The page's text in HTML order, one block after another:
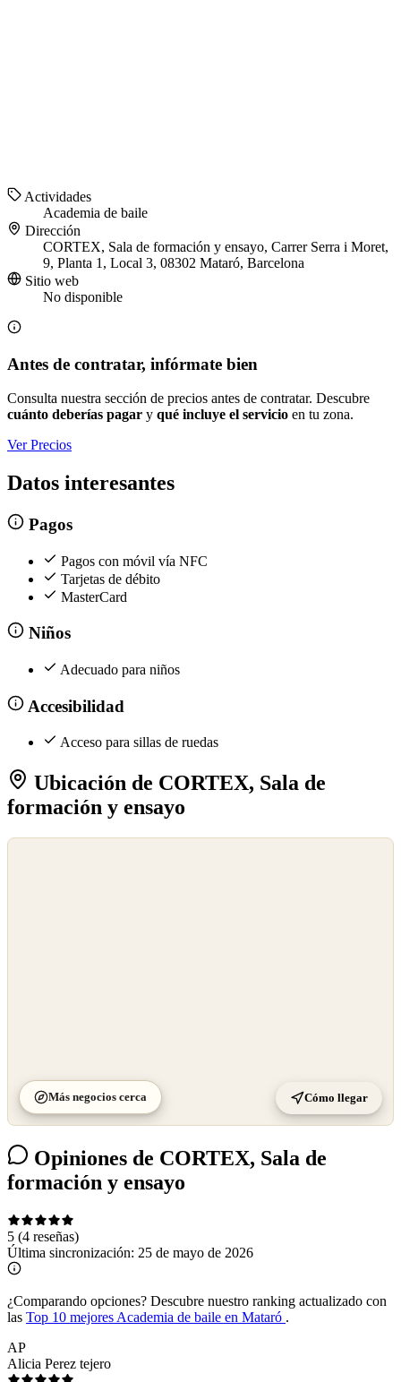
Actividades
Academia de baile
Dirección
CORTEX, Sala de formación y ensayo, Carrer Serra i Moret,
9, Planta 1, Local 3, 08302 Mataró, Barcelona
Sitio web
No disponible
Antes de contratar, infórmate bien
Consulta nuestra sección de precios antes de contratar. Descubre
cuánto deberías pagar y qué incluye el servicio en tu zona.
Ver Precios
Datos interesantes
Pagos
Pagos con móvil vía NFC
Tarjetas de débito
MasterCard
Niños
Adecuado para niños
Accesibilidad
Acceso para sillas de ruedas
Ubicación de CORTEX, Sala de
formación y ensayo
Más negocios cerca Cómo llegar
Opiniones de CORTEX, Sala de
formación y ensayo
5 (4 reseñas)
Última sincronización: 25 de mayo de 2026
¿Comparando opciones? Descubre nuestro ranking actualizado con
las Top 10 mejores Academia de baile en Mataró .
AP
Alicia Perez tejero